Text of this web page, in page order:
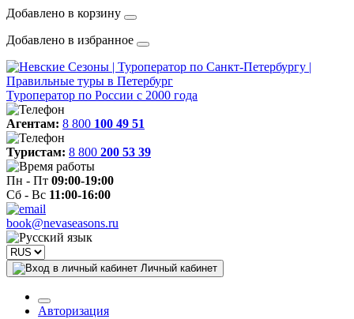
Добавлено в корзину
Добавлено в избранное
Туроператор по России с 2000 года
Агентам: 8 800 100 49 51
Туристам: 8 800 200 53 39
Пн - Пт 09:00-19:00
Сб - Вс 11:00-16:00
book@nevaseasons.ru
Личный кабинет
Авторизация